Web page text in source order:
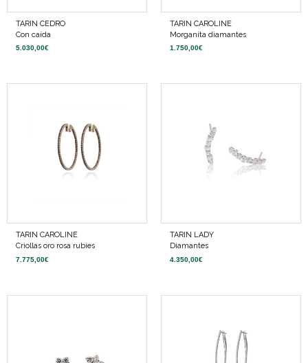
TARIN CEDRO
Con caída
5.030,00€
TARIN CAROLINE
Morganita diamantes
1.750,00€
TARIN CAROLINE
Criollas oro rosa rubíes
7.775,00€
TARIN LADY
Diamantes
4.350,00€